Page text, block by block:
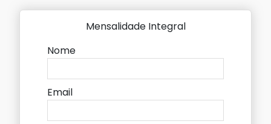
Mensalidade Integral
Nome
Email